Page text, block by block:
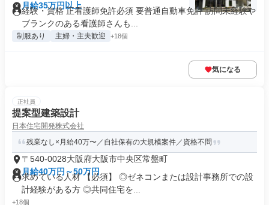
月給35万円以上
経験・資格 正看護師免許必須 要普通自動車免許 訪問未経験や
ブランクのある看護師さんも...
制服あり 主婦・主夫歓迎 +18個
気になる
正社員
提案型建築設計
日本住宅開発株式会社
残業なし×月給40万〜／自社保有の大規模案件／資格不問
〒540-0028大阪府大阪市中央区常盤町
月給40万円～50万円
求めている人材 【必須】 ◎ゼネコンまたは設計事務所での設
計経験がある方 ◎共同住宅を...
+18個